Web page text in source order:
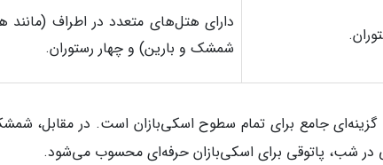
دارای هتل‌های متعدد در اطراف (مانند
شمشک و بارین) و چهار رستوران.
جامع برای تمام سطوح اسکی‌بازان است. در مقابل،
در شب، پاتوقی برای اسکی‌بازان حرفه‌ای محسوب می‌شود.